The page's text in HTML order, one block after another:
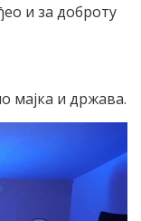
и за доброту
мајка и држава.